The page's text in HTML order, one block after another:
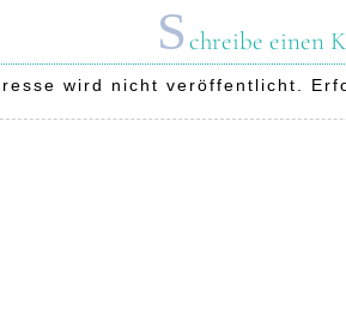
S chreibe einen
wird nicht veröffentlicht.